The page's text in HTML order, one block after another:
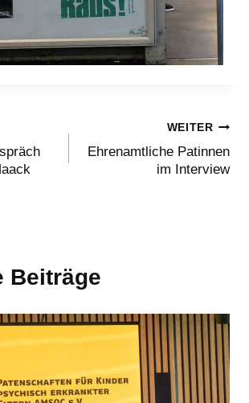
WEITER
Ehrenamtliche Patinnen
im Interview
Beiträge